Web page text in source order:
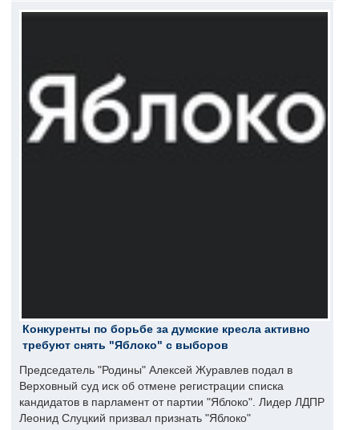
Конкуренты по борьбе за думские кресла активно
требуют снять "Яблоко" с выборов
Председатель "Родины" Алексей Журавлев подал в
Верховный суд иск об отмене регистрации списка
кандидатов в парламент от партии "Яблоко". Лидер ЛДПР
Леонид Слуцкий призвал признать "Яблоко"